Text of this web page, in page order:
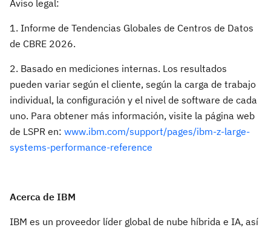
Aviso legal:
1. Informe de Tendencias Globales de Centros de Datos
de CBRE 2026.
2. Basado en mediciones internas. Los resultados
pueden variar según el cliente, según la carga de trabajo
individual, la configuración y el nivel de software de cada
uno. Para obtener más información, visite la página web
de LSPR en: www.ibm.com/support/pages/ibm-z-large-
systems-performance-reference
Acerca de IBM
IBM es un proveedor líder global de nube híbrida e IA, así